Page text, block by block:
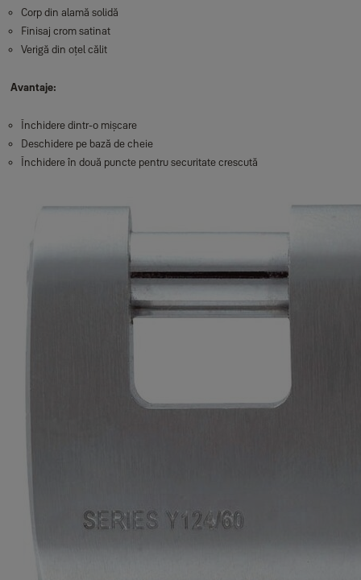
Corp din alamă solidă
Finisaj crom satinat
Verigă din oțel călit
Avantaje:
Închidere dintr-o mișcare
Deschidere pe bază de cheie
Închidere în două puncte pentru securitate crescută